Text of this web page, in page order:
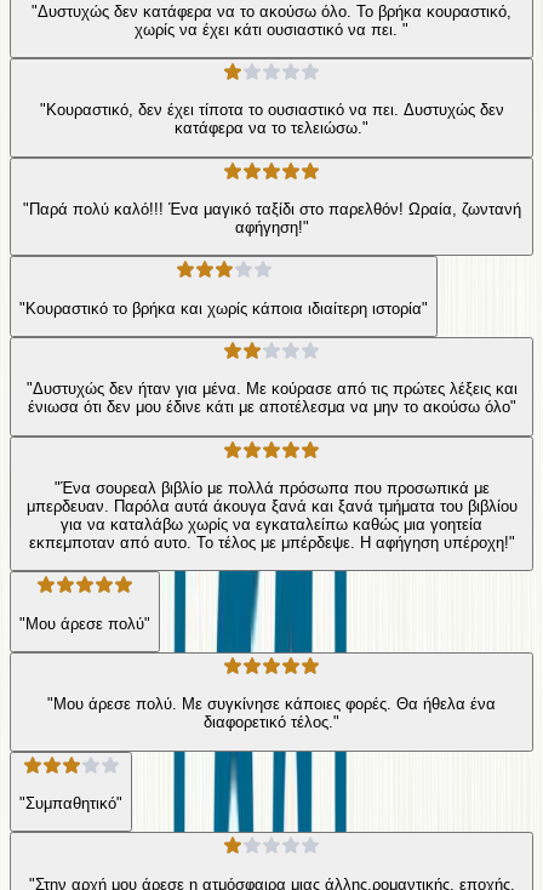
"Δυστυχώς δεν κατάφερα να το ακούσω όλο. Το βρήκα κουραστικό,
χωρίς να έχει κάτι ουσιαστικό να πει. "
"Κουραστικό, δεν έχει τίποτα το ουσιαστικό να πει. Δυστυχώς δεν
κατάφερα να το τελειώσω."
"Παρά πολύ καλό!!! Ένα μαγικό ταξίδι στο παρελθόν! Ωραία, ζωντανή
αφήγηση!"
"Κουραστικό το βρήκα και χωρίς κάποια ιδιαίτερη ιστορία"
"Δυστυχώς δεν ήταν για μένα. Με κούρασε από τις πρώτες λέξεις και
ένιωσα ότι δεν μου έδινε κάτι με αποτέλεσμα να μην το ακούσω όλο"
"Ένα σουρεαλ βιβλίο με πολλά πρόσωπα που προσωπικά με
μπερδευαν. Παρόλα αυτά άκουγα ξανά και ξανά τμήματα του βιβλίου
για να καταλάβω χωρίς να εγκαταλείπω καθώς μια γοητεία
εκπεμποταν από αυτο. Το τέλος με μπέρδεψε. Η αφήγηση υπέροχη!"
"Μου άρεσε πολύ"
"Μου άρεσε πολύ. Με συγκίνησε κάποιες φορές. Θα ήθελα ένα
διαφορετικό τέλος."
"Συμπαθητικό"
"Στην αρχή μου άρεσε η ατμόσφαιρα μιας άλλης,ρομαντικής, εποχής.